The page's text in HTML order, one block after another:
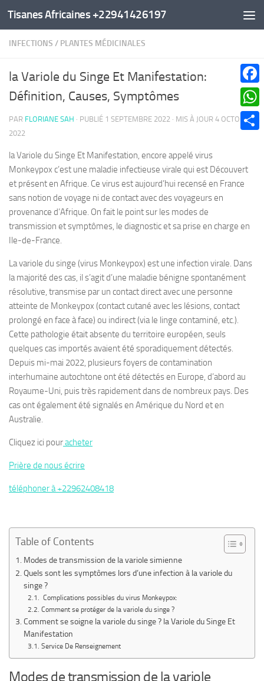
Au dessous du contenu
Tisanes Africaines +22941426197
INFECTIONS / PLANTES MÉDICINALES
la Variole du Singe Et Manifestation:
Définition, Causes, Symptômes
PAR FLORIANE SAH · PUBLIÉ 1 SEPTEMBRE 2022 · MIS À JOUR 4 OCTOBRE
2022
la Variole du Singe Et Manifestation, encore appelé virus
Monkeypox c’est une maladie infectieuse virale qui est Découvert
et présent en Afrique. Ce virus est aujourd’hui recensé en France
sans notion de voyage ni de contact avec des voyageurs en
provenance d’Afrique. On fait le point sur les modes de
transmission et symptômes, le diagnostic et sa prise en charge en
Ile-de-France.
La variole du singe (virus Monkeypox) est une infection virale. Dans
la majorité des cas, il s’agit d’une maladie bénigne spontanément
résolutive, transmise par un contact direct avec une personne
atteinte de Monkeypox (contact cutané avec les lésions, contact
prolongé en face à face) ou indirect (via le linge contaminé, etc.).
Cette pathologie était absente du territoire européen, seuls
quelques cas importés avaient été sporadiquement détectés.
Depuis mi-mai 2022, plusieurs foyers de contamination
interhumaine autochtone ont été détectés en Europe, d’abord au
Royaume-Uni, puis très rapidement dans de nombreux pays. Des
cas ont également été signalés en Amérique du Nord et en
Australie.
Cliquez ici pouracheter
Prière de nous écrire
téléphoner à +22962408418
Table of Contents
Modes de transmission de la variole simienne
Quels sont les symptômes lors d’une infection à la variole du
singe ?
Complications possibles du virus Monkeypox:
Comment se protéger de la variole du singe ?
Comment se soigne la variole du singe ? la Variole du Singe Et
Manifestation
Service De Renseignement
Modes de transmission de la variole